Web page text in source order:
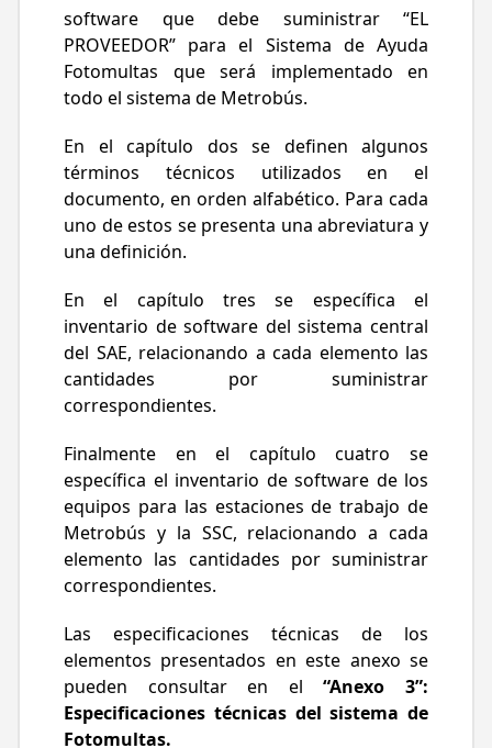
establecidos en dichas BASES.
La vigencia del CONTRATO será desde su
firma hasta la firma del acta de
desinstalación de la última línea en la cual
equipo del Sistema de Fotomultas,
conforme a los términos y condiciones
previstos en el Modelo de CONTRATO y sus
anexos.
software que debe suministrar “EL
PROVEEDOR” para el Sistema de Ayuda
Fotomultas que será implementado en
todo el sistema de Metrobús.
En el capítulo dos se definen algunos
términos técnicos utilizados en el
documento, en orden alfabético. Para cada
uno de estos se presenta una abreviatura y
una definición.
En el capítulo tres se específica el
inventario de software del sistema central
del SAE, relacionando a cada elemento las
cantidades por suministrar
correspondientes.
Finalmente en el capítulo cuatro se
específica el inventario de software de los
equipos para las estaciones de trabajo de
Metrobús y la SSC, relacionando a cada
elemento las cantidades por suministrar
correspondientes.
Las especificaciones técnicas de los
elementos presentados en este anexo se
pueden consultar en el“Anexo 3”:
Especificaciones técnicas del sistema de
Fotomultas.